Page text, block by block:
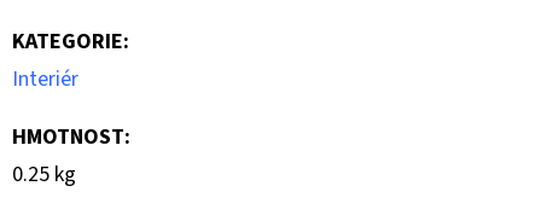
KATEGORIE:
Interiér
HMOTNOST:
0.25 kg